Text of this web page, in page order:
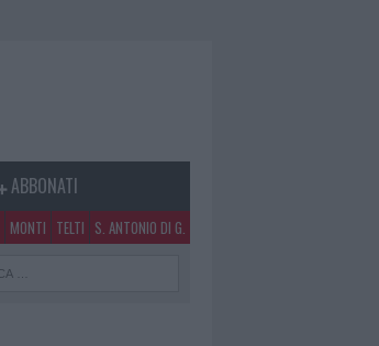
ABBONATI
MONTI TELTI S. ANTONIO DI G.